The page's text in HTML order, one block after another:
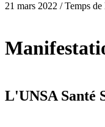
21 mars 2022 / Temps
L'UNSA Santé